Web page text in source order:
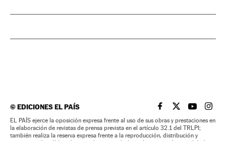
©EDICIONES EL PAÍS EL PAÍS BRASIL EN
EL PAÍSEL PAÍS
EL
EL PAÍS ejerce la oposición expresa frente al uso de sus obras y prestaciones en
la elaboración de revistas de prensa prevista en el artículo 32.1 del TRLPI;
también realiza la reserva expresa frente a la reproducción, distribución y